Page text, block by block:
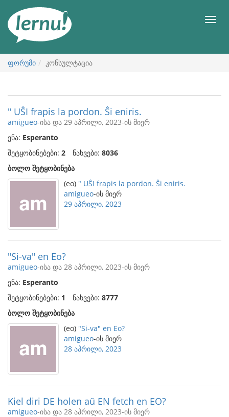
ნახვა
მენიუ
ფორუმი კონსულტაცია
" UŜI frapis la pordon. Ŝi eniris.
amigueo-ისა და 29 აპრილი, 2023-ის მიერ
ენა: Esperanto
შეტყობინებები: 2 ნახვები: 8036
ბოლო შეტყობინება
(eo) " UŜI frapis la pordon. Ŝi eniris.
amigueo-ის მიერ
29 აპრილი, 2023
"Si-va" en Eo?
amigueo-ისა და 28 აპრილი, 2023-ის მიერ
ენა: Esperanto
შეტყობინებები: 1 ნახვები: 8777
ბოლო შეტყობინება
(eo) "Si-va" en Eo?
amigueo-ის მიერ
28 აპრილი, 2023
Kiel diri DE holen aŭ EN fetch en EO?
amigueo-ისა და 28 აპრილი, 2023-ის მიერ